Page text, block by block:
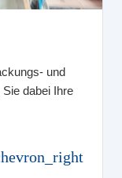
und
dabei Ihre